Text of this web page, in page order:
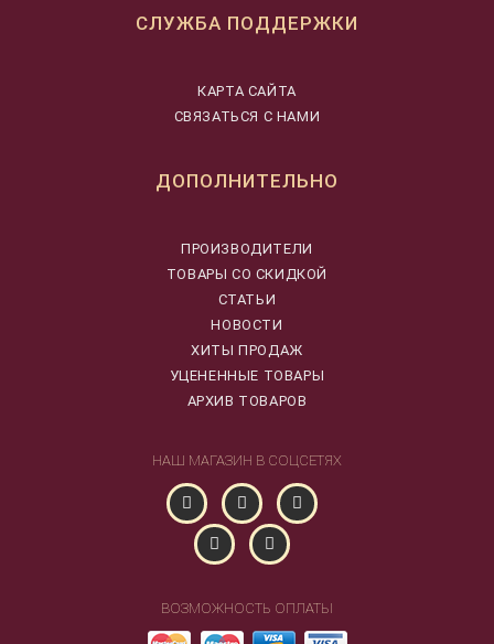
СЛУЖБА ПОДДЕРЖКИ
КАРТА САЙТА
СВЯЗАТЬСЯ С НАМИ
ДОПОЛНИТЕЛЬНО
ПРОИЗВОДИТЕЛИ
ТОВАРЫ СО СКИДКОЙ
СТАТЬИ
НОВОСТИ
ХИТЫ ПРОДАЖ
УЦЕНЕННЫЕ ТОВАРЫ
АРХИВ ТОВАРОВ
НАШ МАГАЗИН В СОЦСЕТЯХ
ВОЗМОЖНОСТЬ ОПЛАТЫ